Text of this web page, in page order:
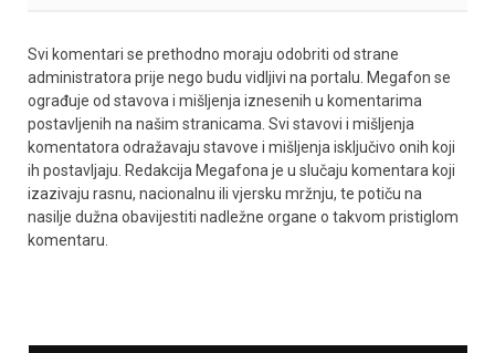
Svi komentari se prethodno moraju odobriti od strane
administratora prije nego budu vidljivi na portalu. Megafon se
ograđuje od stavova i mišljenja iznesenih u komentarima
postavljenih na našim stranicama. Svi stavovi i mišljenja
komentatora odražavaju stavove i mišljenja isključivo onih koji
ih postavljaju. Redakcija Megafona je u slučaju komentara koji
izazivaju rasnu, nacionalnu ili vjersku mržnju, te potiču na
nasilje dužna obavijestiti nadležne organe o takvom pristiglom
komentaru.